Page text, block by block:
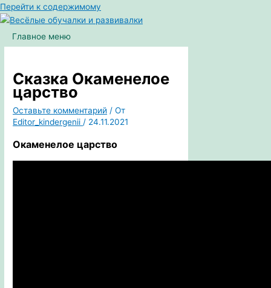
Перейти к содержимому
Главное меню
Сказка Окаменелое
царство
Оставьте комментарий / От
Editor_kindergenii / 24.11.2021
Окаменелое царство